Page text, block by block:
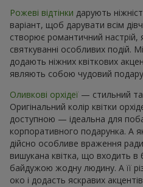
Рожеві відтінки дарують
варіант, щоб дарувати всім
створює романтичний настрій,
святкуванні особливих подій.
додають ніжних квіткових
являють собою чудовий
Оливкові орхідеї — стильний та
Оригінальний колір квітки
доступною — ідеальна для
корпоративного подарунка. А
дійсно особливе враження
вишукана квітка, що входить в
байдужою жодну людину. А її
око і додасть яскравих